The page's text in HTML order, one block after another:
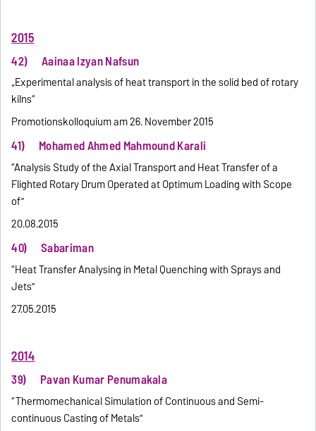
2015
42) Aainaa Izyan Nafsun
„Experimental analysis of heat transport in the solid bed of rotary
kilns“
Promotionskolloquium am 26. November 2015
41) Mohamed Ahmed Mahmound Karali
“Analysis Study of the Axial Transport and Heat Transfer of a
Flighted Rotary Drum Operated at Optimum Loading with Scope
of”
20.08.2015
40) Sabariman
“Heat Transfer Analysing in Metal Quenching with Sprays and
Jets”
27.05.2015
2014
39) Pavan Kumar Penumakala
“Thermomechanical Simulation of Continuous and Semi-
continuous Casting of Metals”